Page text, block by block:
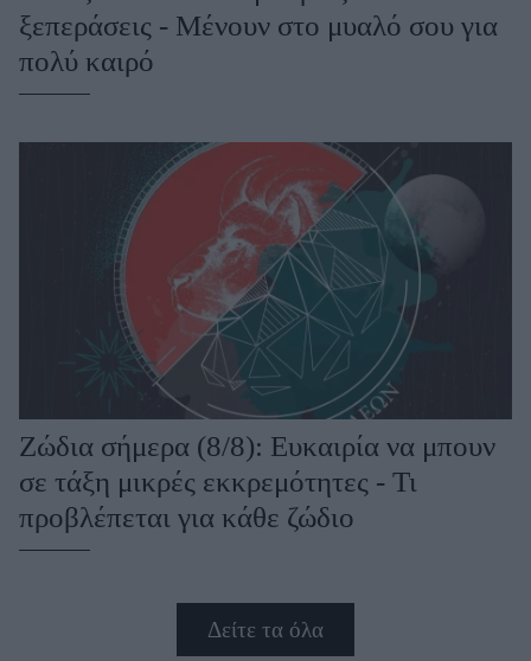
ξεπεράσεις - Μένουν στο μυαλό σου για
πολύ καιρό
Ζώδια σήμερα (8/8): Ευκαιρία να μπουν
σε τάξη μικρές εκκρεμότητες - Τι
προβλέπεται για κάθε ζώδιο
Δείτε τα όλα